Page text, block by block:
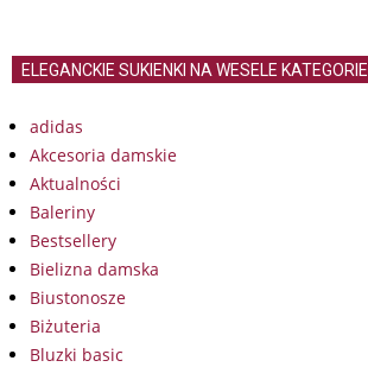
ELEGANCKIE SUKIENKI NA WESELE KATEGORIE
adidas
Akcesoria damskie
Aktualności
Baleriny
Bestsellery
Bielizna damska
Biustonosze
Biżuteria
Bluzki basic